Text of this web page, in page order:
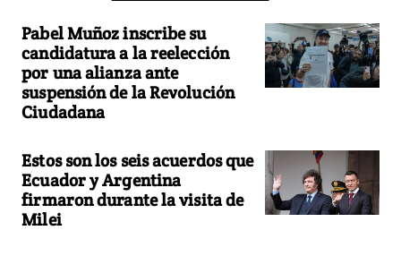
Pabel Muñoz inscribe su
candidatura a la reelección
por una alianza ante
suspensión de la Revolución
Ciudadana
Estos son los seis acuerdos que
Ecuador y Argentina
firmaron durante la visita de
Milei